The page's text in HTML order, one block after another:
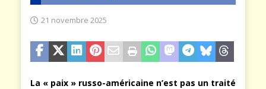
21 novembre 2025
La « paix » russo-américaine n’est pas un traité